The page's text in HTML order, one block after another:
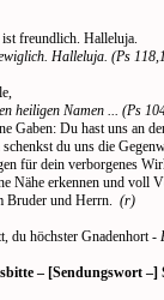
ist freundlich. Halleluja.
Halleluja. (Ps
heiligen Namen ... (Ps
Gaben: Du hast uns an
du uns die
für dein verborgenes
Nähe erkennen und voll
Bruder und Herrn. (r)
du höchster Gnadenhort -
– [Sendungswort –]